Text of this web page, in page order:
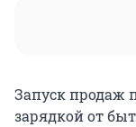
Запуск продаж
зарядкой от